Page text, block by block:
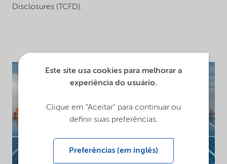
Disclosures (TCFD).
Este site usa cookies para melhorar a
experiência do usuário.
Clique em "Aceitar" para continuar ou
definir suas preferências.
Preferências (em inglês)